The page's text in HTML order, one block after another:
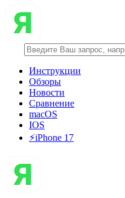
Инструкции
Обзоры
Новости
Сравнение
macOS
IOS
⚡️iPhone 17